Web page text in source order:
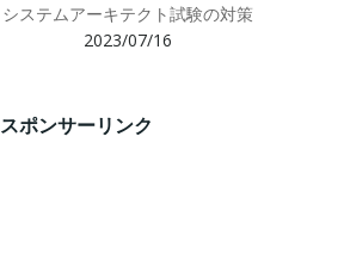
システムアーキテクト試験の対策
2023/07/16
スポンサーリンク